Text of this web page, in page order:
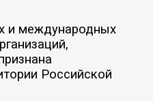
и международных
Российской